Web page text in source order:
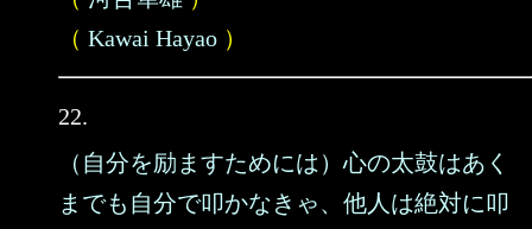
（ Kawai Hayao ）
22.
（自分を励ますためには）心の太鼓はあく
までも自分で叩かなきゃ、他人は絶対に叩